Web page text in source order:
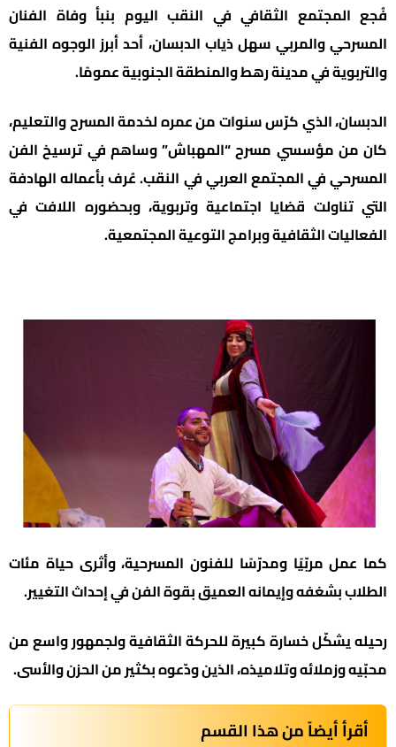
فُجع المجتمع الثقافي في النقب اليوم بنبأ وفاة الفنان
المسرحي والمربي سهل ذياب الدبسان، أحد أبرز الوجوه الفنية
والتربوية في مدينة رهط والمنطقة الجنوبية عمومًا.
الدبسان، الذي كرّس سنوات من عمره لخدمة المسرح والتعليم،
كان من مؤسسي مسرح “المهباش” وساهم في ترسيخ الفن
المسرحي في المجتمع العربي في النقب. عُرف بأعماله الهادفة
التي تناولت قضايا اجتماعية وتربوية، وبحضوره اللافت في
الفعاليات الثقافية وبرامج التوعية المجتمعية.
كما عمل مربّيًا ومدرّسًا للفنون المسرحية، وأثرى حياة مئات
الطلاب بشغفه وإيمانه العميق بقوة الفن في إحداث التغيير.
رحيله يشكّل خسارة كبيرة للحركة الثقافية ولجمهور واسع من
محبّيه وزملائه وتلاميذه، الذين ودّعوه بكثير من الحزن والأسى.
أقرأ أيضاً من هذا القسم